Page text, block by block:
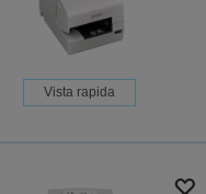
Vista rapida